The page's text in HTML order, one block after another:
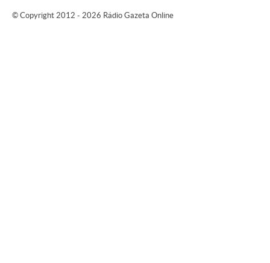
© Copyright 2012 - 2026 Rádio Gazeta Online